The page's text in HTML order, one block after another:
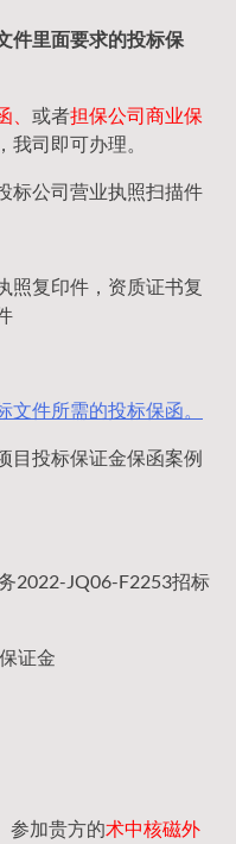
件里面要求的投标保
、 或者担保公司商业保
，我司即可办理。
标公司营业执照扫描件
照复印件，资质证书复
目投标保证金保函案例
2022-JQ06-F2253招标
证金
参加贵方的术中核磁外